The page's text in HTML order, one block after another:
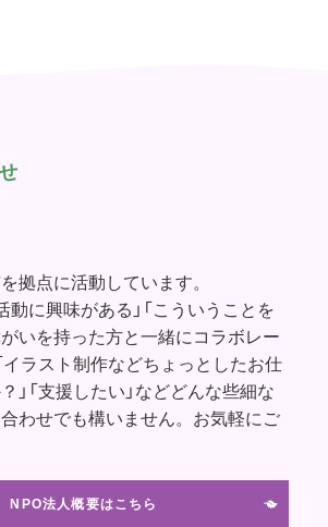
拠点に活動しています。
動に興味がある」「こういうことを
いを持った方と一緒にコラボレー
イラスト制作などちょっとしたお仕
」「支援したい」などどんな些細な
わせでも構いません。お気軽にご
NPO法人概要はこちら